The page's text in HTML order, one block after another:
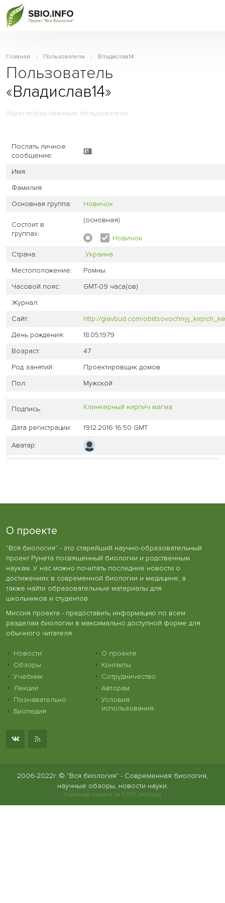
Главная Пользователи Владислав14
Пользователь
«Владислав14»
Зарегистрированные пользователи
Послать личное
сообщение:
Имя:
Фамилия:
Основная группа:
Новичок
Состоит в
группах:
(основная)
Новичок
Страна:
Украина
Местоположение:
Ромны
Часовой пояс:
GMT-09 часа(ов)
Журнал:
Сайт:
http://glavbud.com/
День рождения:
18.05.1979
Возраст:
47
Род занятий:
Проектировщик домов
Пол:
Мужской
Подпись: Клинкерный кирпич магма
Дата регистрации: 19.12.2016 16:50 GMT
Аватар:
О проекте
"Вся биология" - это старейший научно-образовательный
проект Рунета посвященный биологии и родственным
наукам. У нас можно почитать последние новости о
достижениях в современной биологии и медицине, а
также найти образовательные материалы для
школьников и студентов.
Миссия проекта - предоставить информацию по всем
разделам биологии в максимально доступной форме для
обычного читателя.
Новости
Обзоры
Учебник
Лекции
Познавательно
Биопедия
О проекте
Контакты
Сотрудничество
Авторам
Условия
использования
2006-2022г. © "Вся биология" - Современная биология,
научные обзоры, новости науки.
Страница создана за 0.051 секунд(ы)